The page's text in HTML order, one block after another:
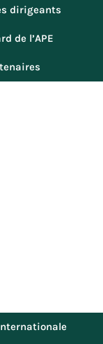
dirigeants
de l’APE